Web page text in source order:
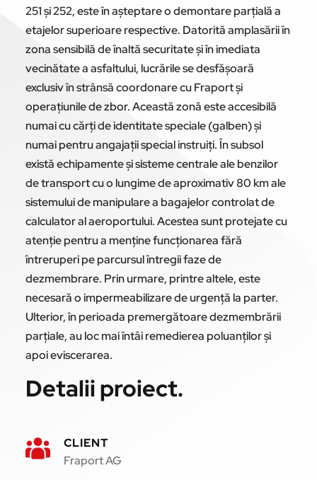
251 și 252, este în așteptare o demontare parțială a
etajelor superioare respective. Datorită amplasării în
zona sensibilă de înaltă securitate și în imediata
vecinătate a asfaltului, lucrările se desfășoară
exclusiv în strânsă coordonare cu Fraport și
operațiunile de zbor. Această zonă este accesibilă
numai cu cărți de identitate speciale (galben) și
numai pentru angajații special instruiți. În subsol
există echipamente și sisteme centrale ale benzilor
de transport cu o lungime de aproximativ 80 km ale
sistemului de manipulare a bagajelor controlat de
calculator al aeroportului. Acestea sunt protejate cu
atenție pentru a menține funcționarea fără
întreruperi pe parcursul întregii faze de
dezmembrare. Prin urmare, printre altele, este
necesară o impermeabilizare de urgență la parter.
Ulterior, în perioada premergătoare dezmembrării
parțiale, au loc mai întâi remedierea poluanților și
apoi eviscerarea.
Detalii proiect.
CLIENT
Fraport AG